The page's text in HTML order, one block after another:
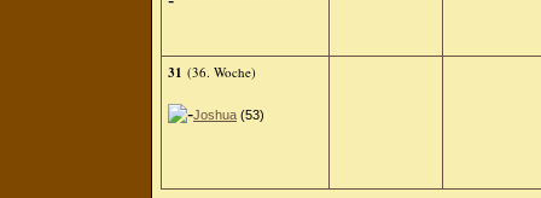
31 (36. Woche)
Joshua (53)